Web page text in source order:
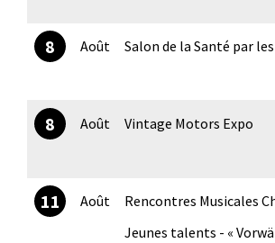
8 Août Salon de la Santé par
8 Août Vintage Motors Expo
11 Août
Rencontres Musicales
Jeunes talents - «